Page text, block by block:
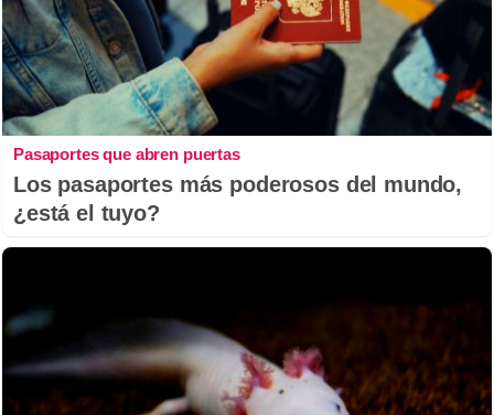
Pasaportes que abren puertas
Los pasaportes más poderosos del mundo,
¿está el tuyo?